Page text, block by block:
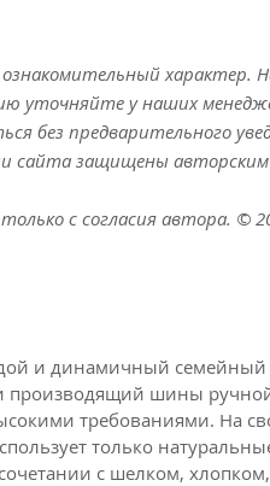
характер.
уточняйте у наших
без предварительного
сайта защищены авторским
с согласия автора. ©
и динамичный семейный
производящий шины
требованиями. На
только
с шелком,